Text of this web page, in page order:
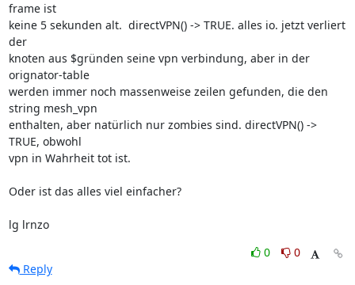
frame ist
keine 5 sekunden alt.  directVPN() -> TRUE. alles io. jetzt verliert
der
knoten aus $gründen seine vpn verbindung, aber in der
orignator-table
werden immer noch massenweise zeilen gefunden, die den
string mesh_vpn
enthalten, aber natürlich nur zombies sind. directVPN() ->
TRUE, obwohl
vpn in Wahrheit tot ist.
Oder ist das alles viel einfacher?
lg lrnzo
0
0
Reply